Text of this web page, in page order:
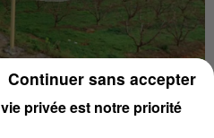
John Bourgeois
privée est notre priorité
Continuer sans accepter